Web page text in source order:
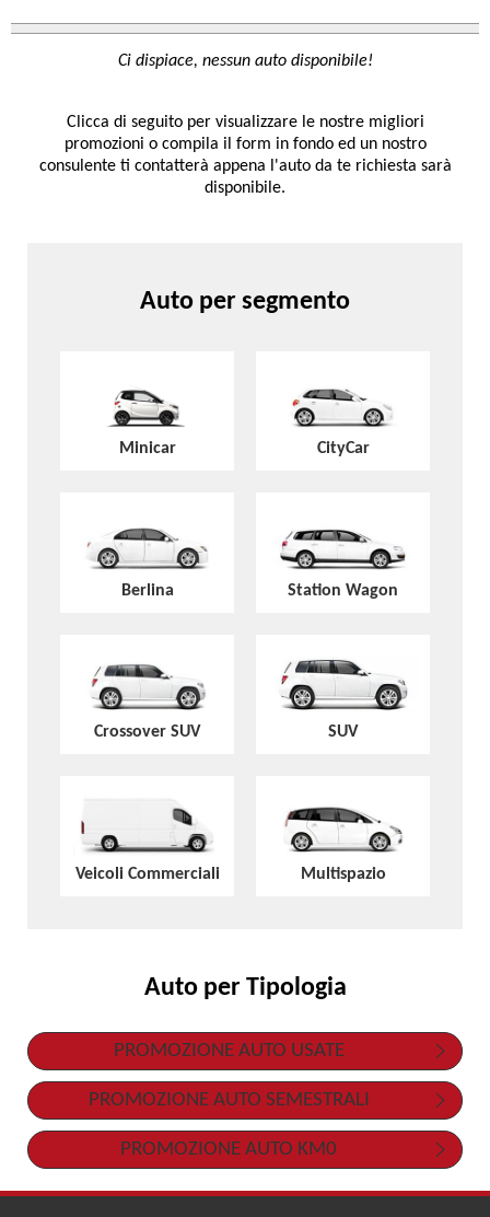
Clicca di seguito per visualizzare le nostre migliori
promozioni o compila il form in fondo ed un nostro
consulente ti contatterà appena l'auto da te richiesta sarà
disponibile.
Auto per segmento
Minicar CityCar
Berlina Station Wagon
Crossover SUV SUV
Veicoli Commerciali Multispazio
Auto per Tipologia
PROMOZIONE AUTO USATE
PROMOZIONE AUTO SEMESTRALI
PROMOZIONE AUTO KM0